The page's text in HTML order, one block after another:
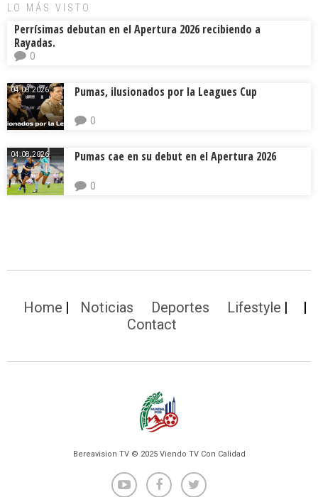
LO MÁS VISTO
Perrísimas debutan en el Apertura 2026 recibiendo a
Rayadas.
0
04.08.2026. Pumas, ilusionados por la Leagues Cup
0
04.08.2026. Pumas cae en su debut en el Apertura 2026
0
Home Noticias Deportes
Lifestyle
Contact
Bereavision TV © 2025 Viendo TV Con Calidad